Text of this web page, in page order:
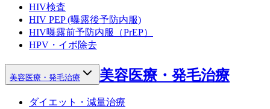
HIV検査
HIV PEP (曝露後予防内服)
HIV曝露前予防内服（PrEP）
HPV・イボ除去
美容医療・発毛治療 美容医療・発毛治療
ダイエット・減量治療